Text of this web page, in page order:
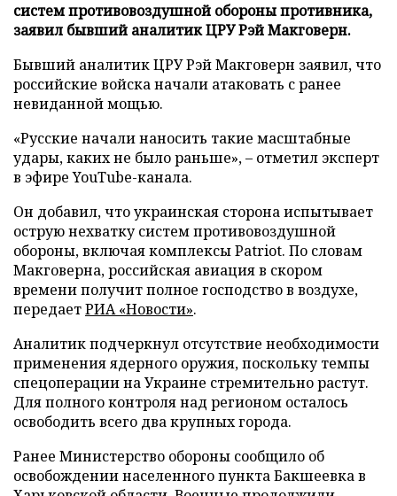
систем противовоздушной обороны противника,
заявил бывший аналитик ЦРУ Рэй Макговерн.
Бывший аналитик ЦРУ Рэй Макговерн заявил, что
российские войска начали атаковать с ранее
невиданной мощью.
«Русские начали наносить такие масштабные
удары, каких не было раньше», – отметил эксперт
в эфире YouTube-канала.
Он добавил, что украинская сторона испытывает
острую нехватку систем противовоздушной
обороны, включая комплексы Patriot. По словам
Макговерна, российская авиация в скором
времени получит полное господство в воздухе,
передаетРИА «Новости».
Аналитик подчеркнул отсутствие необходимости
применения ядерного оружия, поскольку темпы
спецоперации на Украине стремительно растут.
Для полного контроля над регионом осталось
освободить всего два крупных города.
Ранее Министерство обороны сообщило об
освобождении населенного пункта Бакшеевка в